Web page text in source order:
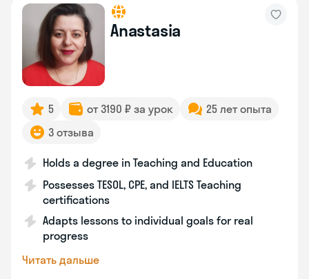
Anastasia
5 от 3190 ₽ за урок
25 лет опыта
3 отзыва
Holds a degree in Teaching and Education
Possesses TESOL, CPE, and IELTS Teaching
certifications
Adapts lessons to individual goals for real
progress
Читать дальше